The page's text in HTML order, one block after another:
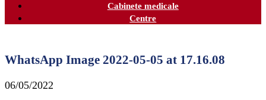
Cabinete medicale
Centre
WhatsApp Image 2022-05-05 at 17.16.08
06/05/2022